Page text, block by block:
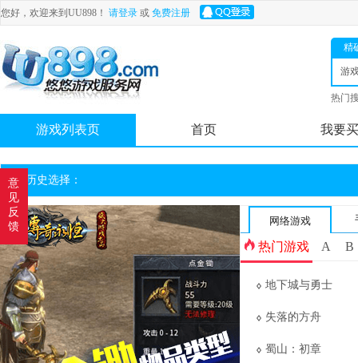
您好，欢迎来到UU898！ 请登录 或 免费注册
精
游
热门
游戏列表页 首页 我要买
历史选择：
网络游戏
热门游戏 A B
地下城与勇士
失落的方舟
蜀山：初章
意
见
反
馈